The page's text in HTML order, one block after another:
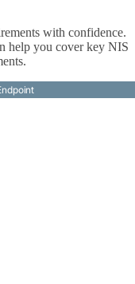
with confidence.
help you cover key NIS